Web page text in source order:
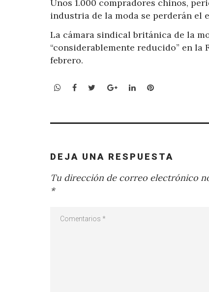
Unos 1.000 compradores chinos,
industria de la moda se perderán el
La cámara sindical británica de la
“considerablemente reducido” en la
febrero.
WhatsApp
Facebook
TwitterGoogle+LinkedInPinterest
DEJA UNA RESPUESTA
Tu dirección de correo electrónico
*